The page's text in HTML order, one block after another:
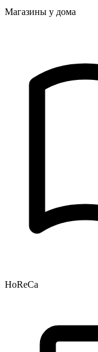
Магазины у дома
HoReCa